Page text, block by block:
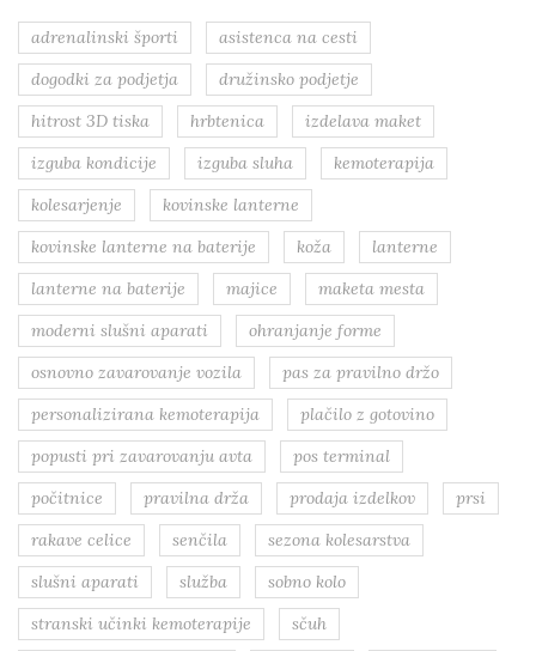
adrenalinski športi
asistenca na cesti
dogodki za podjetja
družinsko podjetje
hitrost 3D tiska
hrbtenica
izdelava maket
izguba kondicije
izguba sluha
kemoterapija
kolesarjenje
kovinske lanterne
kovinske lanterne na baterije
koža
lanterne
lanterne na baterije
majice
maketa mesta
moderni slušni aparati
ohranjanje forme
osnovno zavarovanje vozila
pas za pravilno držo
personalizirana kemoterapija
plačilo z gotovino
popusti pri zavarovanju avta
pos terminal
počitnice
pravilna drža prodaja izdelkov
prsi
rakave celice
senčila
sezona kolesarstva
slušni aparati
služba
sobno kolo
stranski učinki kemoterapije
sčuh